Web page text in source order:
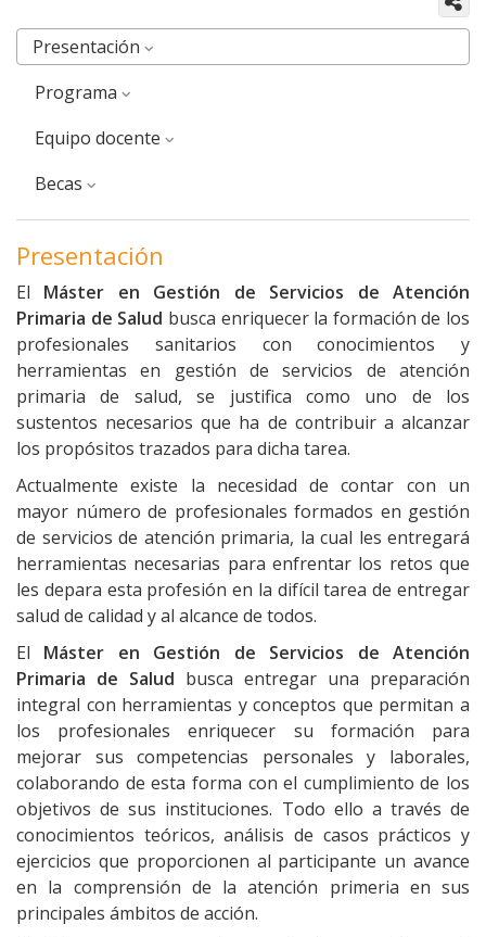
Presentación
Programa
Equipo docente
Becas
Presentación
El Máster en Gestión de Servicios de Atención
Primaria de Salud busca enriquecer la formación de los
profesionales sanitarios con conocimientos y
herramientas en gestión de servicios de atención
primaria de salud, se justifica como uno de los
sustentos necesarios que ha de contribuir a alcanzar
los propósitos trazados para dicha tarea.
Actualmente existe la necesidad de contar con un
mayor número de profesionales formados en gestión
de servicios de atención primaria, la cual les entregará
herramientas necesarias para enfrentar los retos que
les depara esta profesión en la difícil tarea de entregar
salud de calidad y al alcance de todos.
El Máster en Gestión de Servicios de Atención
Primaria de Salud busca entregar una preparación
integral con herramientas y conceptos que permitan a
los profesionales enriquecer su formación para
mejorar sus competencias personales y laborales,
colaborando de esta forma con el cumplimiento de los
objetivos de sus instituciones. Todo ello a través de
conocimientos teóricos, análisis de casos prácticos y
ejercicios que proporcionen al participante un avance
en la comprensión de la atención primeria en sus
principales ámbitos de acción.